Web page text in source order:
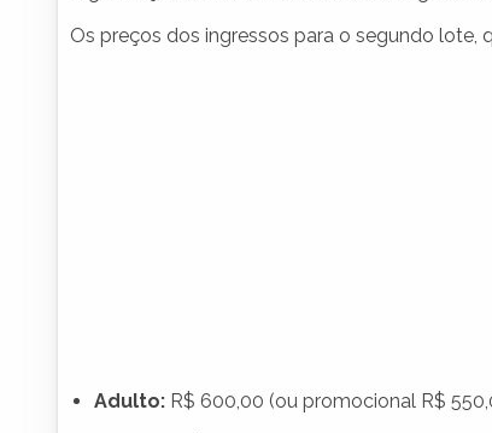
Os preços dos ingressos para o segundo lote,
Adulto: R$ 600,00 (ou promocional R$